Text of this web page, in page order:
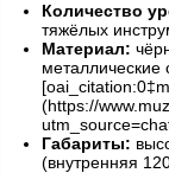
Количество
тяжёлых
Материал:
металлические
(https://
Габариты:
(внутренняя